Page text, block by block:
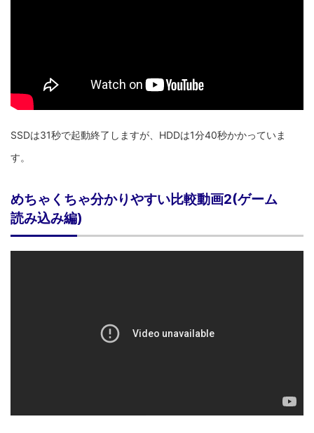
SSDは31秒で起動終了しますが、HDDは1分40秒かかっていま
す。
めちゃくちゃ分かりやすい比較動画2(ゲーム
読み込み編)